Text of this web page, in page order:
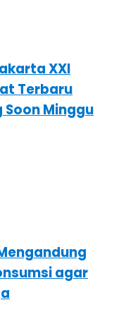
XXI
Terbaru
Soon Minggu
agar